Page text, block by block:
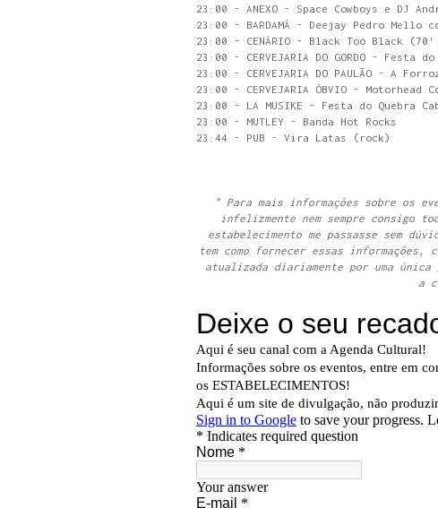
23:00 - ANEXO - Space Cowboys e DJ
23:00 - BARDAMÁ - Deejay Pedro Mello
23:00 - CENÁRIO - Black Too Black
23:00 - CERVEJARIA DO GORDO -
23:00 - CERVEJARIA DO PAULÃO - A
23:00 - CERVEJARIA ÓBVIO - Motorhead
23:00 - LA MUSIKE - Festa do Quebra
23:00 - MUTLEY - Banda Hot Rocks
23:44 - PUB - Vira Latas (rock)
" Para mais informações sobre os
infelizmente nem sempre consigo
estabelecimento me passasse sem
tem como fornecer essas informações,
atualizada diariamente por uma
a